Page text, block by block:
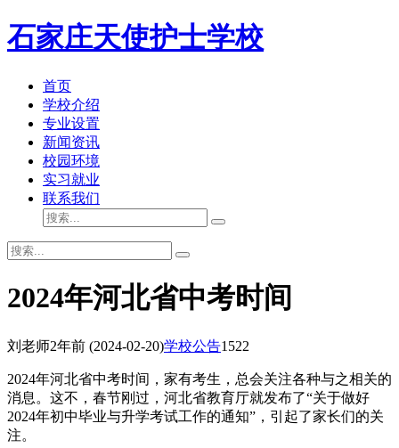
石家庄天使护士学校
首页
学校介绍
专业设置
新闻资讯
校园环境
实习就业
联系我们
2024年河北省中考时间
刘老师2年前 (2024-02-20)学校公告1522
2024年河北省中考时间，家有考生，总会关注各种与之相关的
消息。这不，春节刚过，河北省教育厅就发布了“关于做好
2024年初中毕业与升学考试工作的通知”，引起了家长们的关
注。